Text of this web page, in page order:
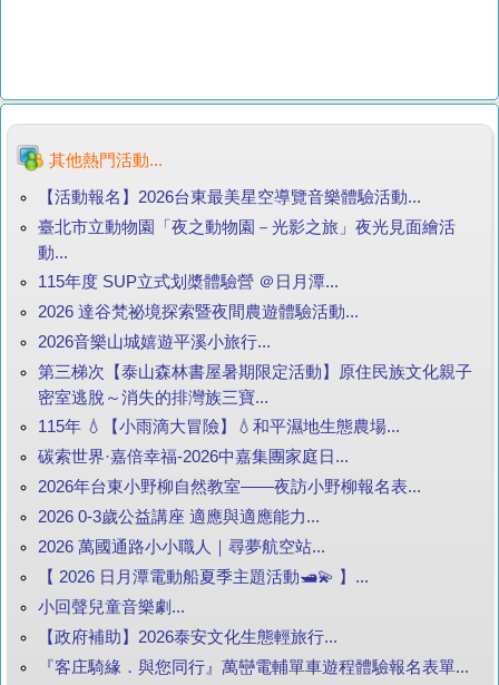
其他熱門活動...
【活動報名】2026台東最美星空導覽音樂體驗活動...
臺北市立動物園「夜之動物園－光影之旅」夜光見面繪活
動...
115年度 SUP立式划槳體驗營 ＠日月潭...
2026 達谷梵祕境探索暨夜間農遊體驗活動...
2026音樂山城嬉遊平溪小旅行...
第三梯次【泰山森林書屋暑期限定活動】原住民族文化親子
密室逃脫～消失的排灣族三寶...
115年 💧【小雨滴大冒險】💧和平濕地生態農場...
碳索世界·嘉倍幸福-2026中嘉集團家庭日...
2026年台東小野柳自然教室——夜訪小野柳報名表...
2026 0-3歲公益講座 適應與適應能力...
2026 萬國通路小小職人｜尋夢航空站...
【 2026 日月潭電動船夏季主題活動🛥️💫 】...
小回聲兒童音樂劇...
【政府補助】2026泰安文化生態輕旅行...
『客庄騎緣．與您同行』萬巒電輔單車遊程體驗報名表單...